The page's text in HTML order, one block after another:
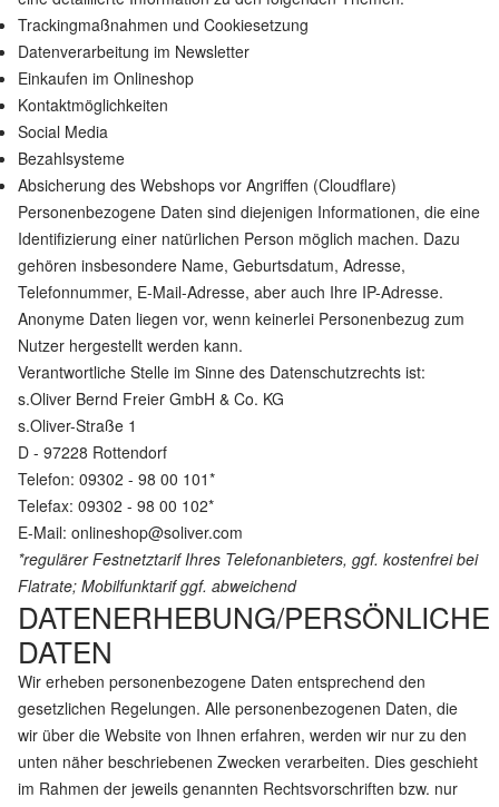
Trackingmaßnahmen und Cookiesetzung
Datenverarbeitung im Newsletter
Einkaufen im Onlineshop
Kontaktmöglichkeiten
Social Media
Bezahlsysteme
Absicherung des Webshops vor Angriffen (Cloudflare)
Personenbezogene Daten sind diejenigen Informationen, die eine
Identifizierung einer natürlichen Person möglich machen. Dazu
gehören insbesondere Name, Geburtsdatum, Adresse,
Telefonnummer, E-Mail-Adresse, aber auch Ihre IP-Adresse.
Anonyme Daten liegen vor, wenn keinerlei Personenbezug zum
Nutzer hergestellt werden kann.
Verantwortliche Stelle im Sinne des Datenschutzrechts ist:
s.Oliver Bernd Freier GmbH & Co. KG
s.Oliver-Straße 1
D - 97228 Rottendorf
Telefon: 09302 - 98 00 101*
Telefax: 09302 - 98 00 102*
E-Mail: onlineshop@soliver.com
*regulärer Festnetztarif Ihres Telefonanbieters, ggf. kostenfrei bei
Flatrate; Mobilfunktarif ggf. abweichend
DATENERHEBUNG/PERSÖNLICHE
DATEN
Wir erheben personenbezogene Daten entsprechend den
gesetzlichen Regelungen. Alle personenbezogenen Daten, die
wir über die Website von Ihnen erfahren, werden wir nur zu den
unten näher beschriebenen Zwecken verarbeiten. Dies geschieht
im Rahmen der jeweils genannten Rechtsvorschriften bzw. nur